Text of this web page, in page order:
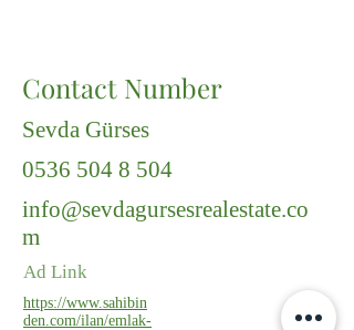
Contact Number
Sevda Gürses
0536 504 8 504
info@sevdagursesrealestate.co
m
Ad Link
https://www.sahibin
den.com/ilan/emlak-